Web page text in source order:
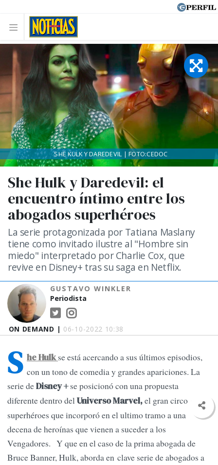
ON DEMAND | 06-10-2022 10:38
She Hulk y Daredevil: el
encuentro íntimo entre los
abogados superhéroes
La serie protagonizada por Tatiana Maslany
tiene como invitado ilustre al "Hombre sin
miedo" interpretado por Charlie Cox, que
revive en Disney+ tras su saga en Netflix.
GUSTAVO WINKLER
Periodista
SHE KULK Y DAREDEVIL | FOTO:CEDOC
S he Hulk se está acercando a sus últimos episodios,
con un tono de comedia y grandes apariciones. La
serie deDisney +se posicionó con una propuesta
diferente dentro delUniverso Marvel,el gran circo de
superhéroes que incorporó en el ultimo tramo a una
decena de heroínas que vienen a suceder a los
Vengadores. Y que en el caso de la prima abogada de
Bruce Banner, Hulk, aborda en clave serie de abogados a